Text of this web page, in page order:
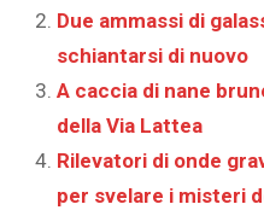
Due ammassi di
schiantarsi di nuovo
A caccia di nane
della Via Lattea
Rilevatori di onde
per svelare i misteri